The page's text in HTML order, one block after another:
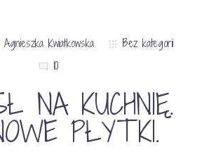
Agnieszka Kwiatkowska
Bez kategorii
10
NA KUCHNIĘ.
PŁYTKI.